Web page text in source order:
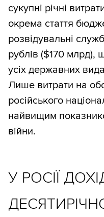
сукупні річні
окрема стаття
розвідувальні
рублів ($170 млрд),
усіх державних
Лише витрати на
російського
найвищим
війни.
У РОСІЇ